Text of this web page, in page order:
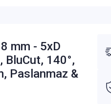
mm - 5xD
BluCut, 140°,
Paslanmaz &